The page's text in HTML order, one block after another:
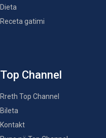
Dieta
Receta gatimi
Top Channel
Rreth Top Channel
Bileta
Kontakt